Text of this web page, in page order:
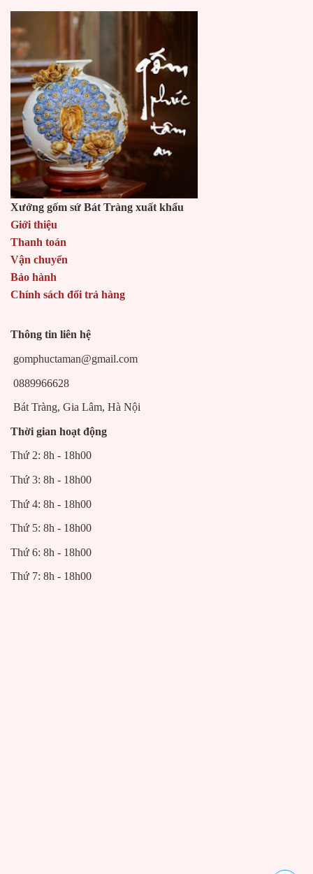
Xưởng gốm sứ Bát Tràng xuất khẩu
Giới thiệu
Thanh toán
Vận chuyển
Bảo hành
Chính sách đổi trả hàng
Thông tin liên hệ
gomphuctaman@gmail.com
0889966628
Bát Tràng, Gia Lâm, Hà Nội
Thời gian hoạt động
Thứ 2: 8h - 18h00
Thứ 3: 8h - 18h00
Thứ 4: 8h - 18h00
Thứ 5: 8h - 18h00
Thứ 6: 8h - 18h00
Thứ 7: 8h - 18h00